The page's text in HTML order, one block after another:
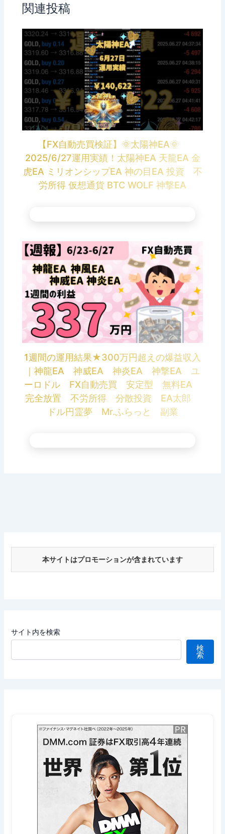
関連投稿
【FX自動売買検証】🌞太陽神EA🌞
2025/6/27運用実績！太陽神EA 天龍EA 金
虎EA ミリオンシップEA 神の目EA 投資 不
労所得 仮想通貨 BTC WOLF 神撃EA
1週間の運用結果★300万円超えの爆益収入
｜神龍EA 神威EA 神炎EA 神撃EA ユ
ーロドル FX自動売買 安定型 無料EA
完全放置 不労所得 分散投資 EA太郎
ドル円霊夢 Mr.ふらっと 副業
本サイトはプロモーションが含まれています
サイト内を検索
検
索